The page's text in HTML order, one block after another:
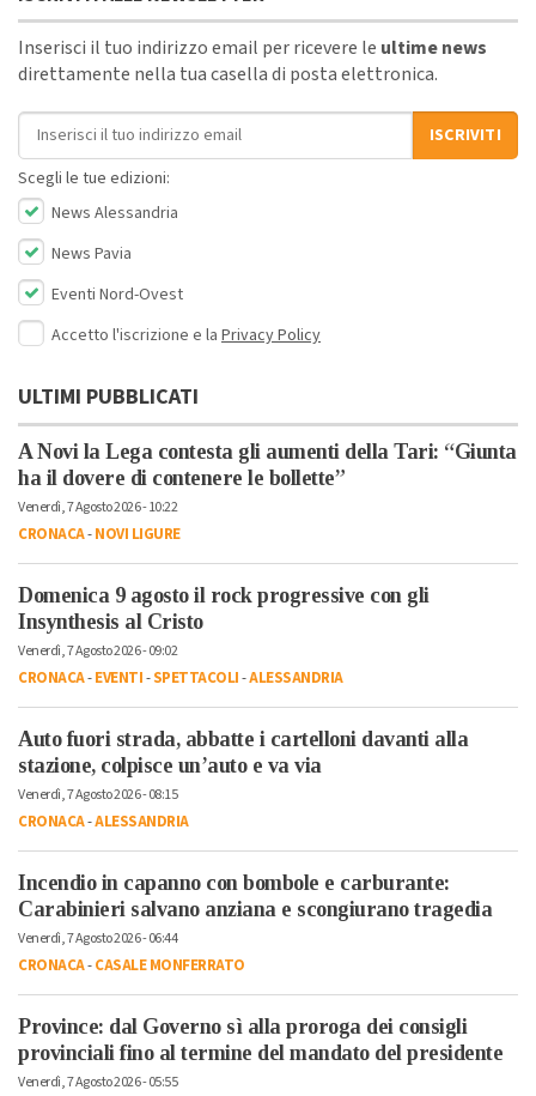
Inserisci il tuo indirizzo email per ricevere le ultime news
direttamente nella tua casella di posta elettronica.
Indirizzo email
ISCRIVITI
Scegli le tue edizioni:
News Alessandria
News Pavia
Eventi Nord-Ovest
Accetto l'iscrizione e la Privacy Policy
ULTIMI PUBBLICATI
A Novi la Lega contesta gli aumenti della Tari: “Giunta
ha il dovere di contenere le bollette”
Venerdì, 7 Agosto 2026 - 10:22
CRONACA-NOVI LIGURE
Domenica 9 agosto il rock progressive con gli
Insynthesis al Cristo
Venerdì, 7 Agosto 2026 - 09:02
CRONACA-EVENTI-SPETTACOLI-ALESSANDRIA
Auto fuori strada, abbatte i cartelloni davanti alla
stazione, colpisce un’auto e va via
Venerdì, 7 Agosto 2026 - 08:15
CRONACA-ALESSANDRIA
Incendio in capanno con bombole e carburante:
Carabinieri salvano anziana e scongiurano tragedia
Venerdì, 7 Agosto 2026 - 06:44
CRONACA-CASALE MONFERRATO
Province: dal Governo sì alla proroga dei consigli
provinciali fino al termine del mandato del presidente
Venerdì, 7 Agosto 2026 - 05:55